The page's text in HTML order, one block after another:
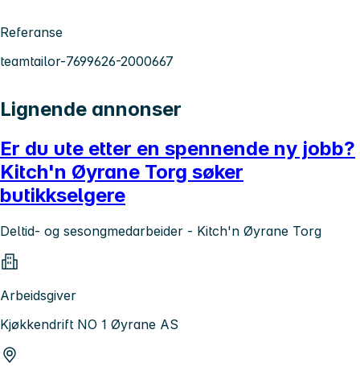
Referanse
teamtailor-7699626-2000667
Lignende annonser
Er du ute etter en spennende ny jobb?
Kitch'n Øyrane Torg søker
butikkselgere
Deltid- og sesongmedarbeider - Kitch'n Øyrane Torg
Arbeidsgiver
Kjøkkendrift NO 1 Øyrane AS